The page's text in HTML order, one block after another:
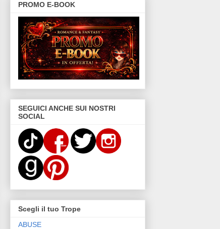
PROMO E-BOOK
SEGUICI ANCHE SUI NOSTRI
SOCIAL
Scegli il tuo Trope
ABUSE